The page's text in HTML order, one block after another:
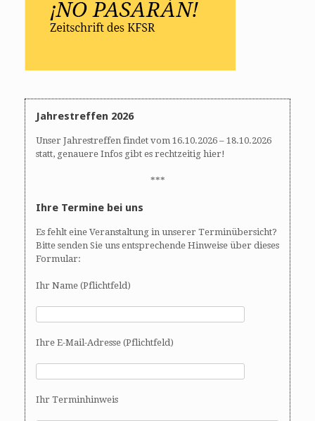
Jahrestreffen 2026
Unser Jahrestreffen findet vom 16.10.2026 – 18.10.2026
statt, genauere Infos gibt es rechtzeitig hier!
***
Ihre Termine bei uns
Es fehlt eine Veranstaltung in unserer Terminübersicht?
Bitte senden Sie uns entsprechende Hinweise über dieses
Formular:
Ihr Name (Pflichtfeld)
Ihre E-Mail-Adresse (Pflichtfeld)
Ihr Terminhinweis